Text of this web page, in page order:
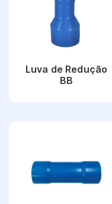
Luva de Redução
BB